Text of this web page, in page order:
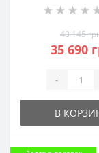
40 145
35 690
-
В